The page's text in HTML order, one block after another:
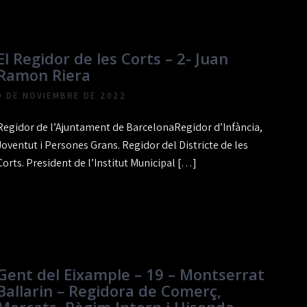
Regidor de les Corts – 2- Juan
Riera
DE NOVIEMBRE DE 2022
de l’Ajuntament de BarcelonaRegidor d’Infància,
i Persones Grans. Regidor del Districte de les
President de l’Institut Municipal […]
del Eixample – 19 – Montserrat
– Regidora de Comerç,